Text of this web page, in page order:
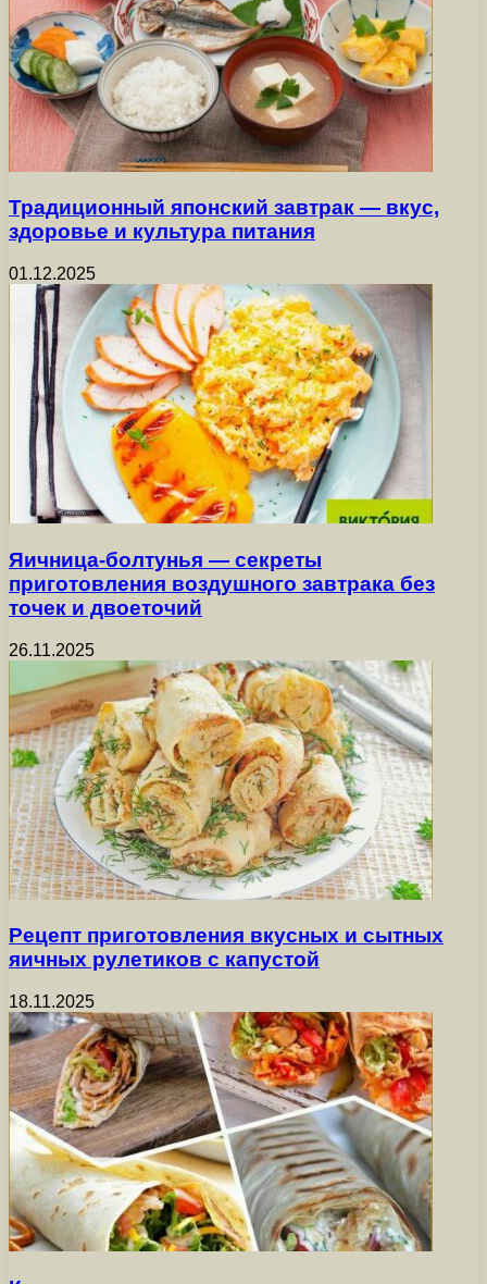
Традиционный японский завтрак — вкус,
здоровье и культура питания
01.12.2025
Яичница-болтунья — секреты
приготовления воздушного завтрака без
точек и двоеточий
26.11.2025
Рецепт приготовления вкусных и сытных
яичных рулетиков с капустой
18.11.2025